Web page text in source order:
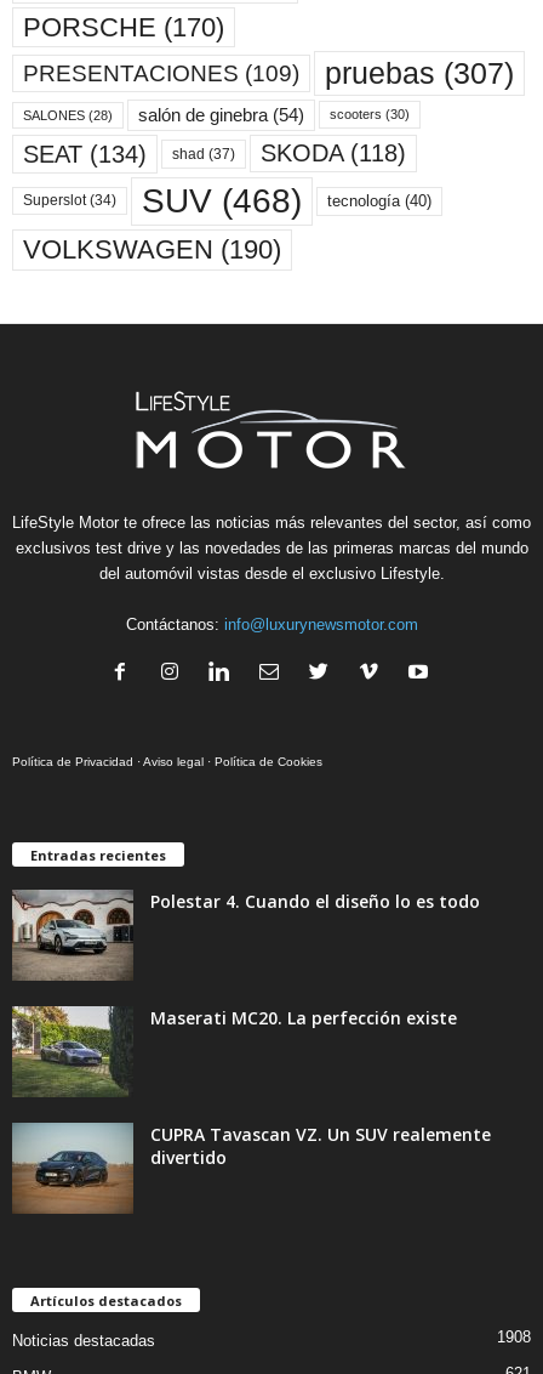
PORSCHE (170)
PRESENTACIONES (109) pruebas (307)
SALONES (28) salón de ginebra (54) scooters (30)
SEAT (134) shad (37) SKODA(118)
Superslot(34) SUV (468) tecnología (40)
VOLKSWAGEN (190)
LifeStyle Motor te ofrece las noticias más relevantes del sector, así como
exclusivos test drive y las novedades de las primeras marcas del mundo
del automóvil vistas desde el exclusivo Lifestyle.
Contáctanos: info@luxurynewsmotor.com
Política de Privacidad ·Aviso legal · Política de Cookies
Entradas recientes
Polestar 4. Cuando el diseño lo es todo
Maserati MC20. La perfección existe
CUPRA Tavascan VZ. Un SUV realemente
divertido
Artículos destacados
Noticias destacadas 1908